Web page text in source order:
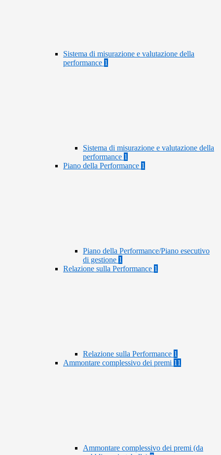
Sistema di misurazione e valutazione della
performance 1
Sistema di misurazione e valutazione della
performance 1
Piano della Performance 1
Piano della Performance/Piano esecutivo
di gestione 1
Relazione sulla Performance 1
Relazione sulla Performance 1
Ammontare complessivo dei premi 11
Ammontare complessivo dei premi (da